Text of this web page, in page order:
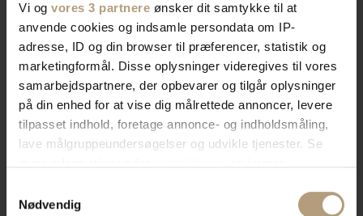
Vi og vores 3 partnere ønsker dit samtykke til at
anvende cookies og indsamle persondata om IP-
adresse, ID og din browser til præferencer, statistik og
marketingformål. Disse oplysninger videregives til vores
samarbejdspartnere, der opbevarer og tilgår oplysninger
på din enhed for at vise dig målrettede annoncer, levere
tilpasset indhold, foretage annonce- og indholdsmåling,
lave målgruppeundersøgelser og udvikle tjenester. Se
tilbage eller ændre indstillinger fra vores
Nødvendig
Bliv kontaktet af en salgskonsulent